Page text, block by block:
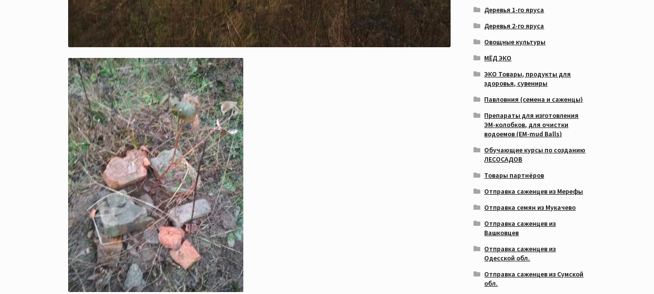
Деревья 1-го яруса
Деревья 2-го яруса
Овощные культуры
МЁД ЭКО
ЭКО Товары, продукты для
здоровья, сувениры
Павловния (семена и саженцы)
Препараты для изготовления
ЭМ-колобков, для очистки
водоемов (EM-mud Balls)
Обучающие курсы по созданию
ЛЕСОСАДОВ
Товары партнёров
Отправка саженцев из Мерефы
Отправка семян из Мукачево
Отправка саженцев из
Вашковцев
Отправка саженцев из
Одесской обл.
Отправка саженцев из Сумской
обл.